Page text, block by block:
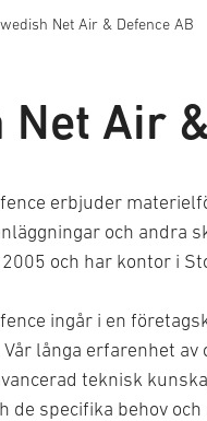
Net Air & Defence AB
Air
erbjuder
och andra
och har kontor i
ingår i en
långa erfarenhet
teknisk
de specifika behov